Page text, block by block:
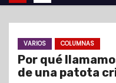
VARIOS COLUMNAS
Por qué
de una patota